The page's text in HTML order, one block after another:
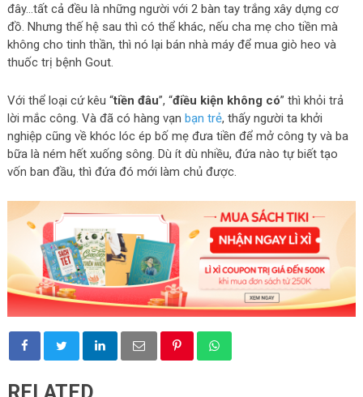
đây…tất cả đều là những người với 2 bàn tay trắng xây dựng cơ
đồ. Nhưng thế hệ sau thì có thể khác, nếu cha mẹ cho tiền mà
không cho tinh thần, thì nó lại bán nhà máy để mua giò heo và
thuốc trị bệnh Gout.
Với thể loại cứ kêu “tiền đâu”, “điều kiện không có” thì khỏi trả
lời mắc công. Và đã có hàng vạn bạn trẻ, thấy người ta khởi
nghiệp cũng về khóc lóc ép bố mẹ đưa tiền để mở công ty và ba
bữa là ném hết xuống sông. Dù ít dù nhiều, đứa nào tự biết tạo
vốn ban đầu, thì đứa đó mới làm chủ được.